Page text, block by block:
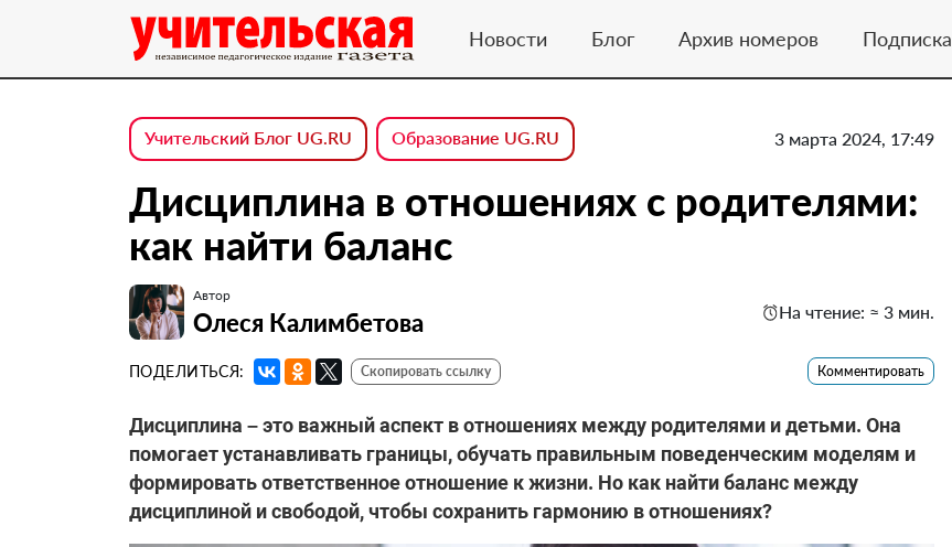
Новости Блог Архив номеров Подписка
Учительский Блог UG.RU Образование UG.RU 3 марта 2024, 17:49
Дисциплина в отношениях с родителями:
как найти баланс
Автор
Олеся Калимбетова На чтение: ≈ 3 мин.
ПОДЕЛИТЬСЯ: Скопировать ссылку Комментировать
Дисциплина – это важный аспект в отношениях между родителями и детьми. Она
помогает устанавливать границы, обучать правильным поведенческим моделям и
формировать ответственное отношение к жизни. Но как найти баланс между
дисциплиной и свободой, чтобы сохранить гармонию в отношениях?